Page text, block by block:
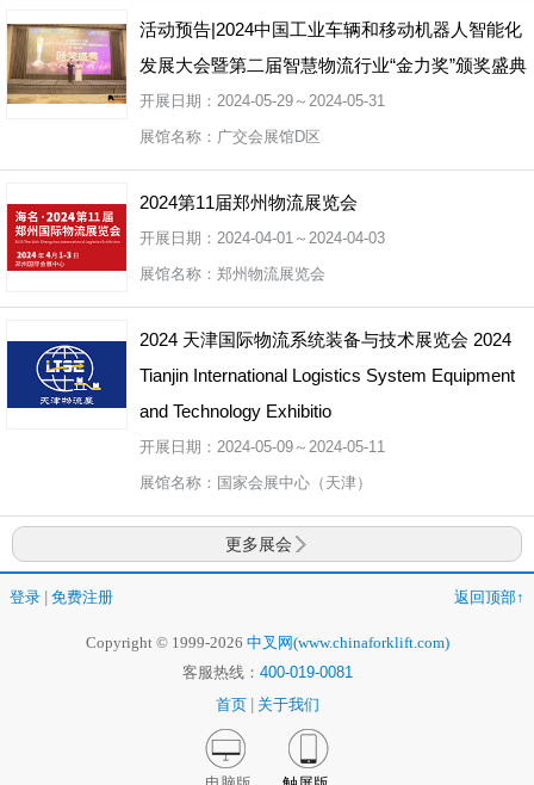
活动预告|2024中国工业车辆和移动机器人智能化
发展大会暨第二届智慧物流行业“金力奖”颁奖盛典
开展日期：2024-05-29～2024-05-31
展馆名称：广交会展馆D区
2024第11届郑州物流展览会
开展日期：2024-04-01～2024-04-03
展馆名称：郑州物流展览会
2024 天津国际物流系统装备与技术展览会 2024
Tianjin International Logistics System Equipment
and Technology Exhibitio
开展日期：2024-05-09～2024-05-11
展馆名称：国家会展中心（天津）
更多展会
登录 免费注册 返回顶部↑
Copyright © 1999-2026 中叉网(www.chinaforklift.com)
客服热线： 400-019-0081
首页
关于我们